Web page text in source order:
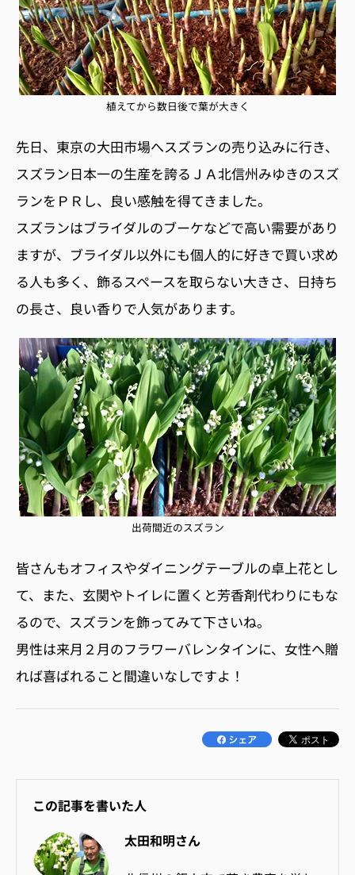
植えてから数日後で葉が大きく
先日、東京の大田市場へスズランの売り込みに行き、
スズラン日本一の生産を誇るＪＡ北信州みゆきのスズ
ランをＰＲし、良い感触を得てきました。
スズランはブライダルのブーケなどで高い需要があり
ますが、ブライダル以外にも個人的に好きで買い求め
る人も多く、飾るスペースを取らない大きさ、日持ち
の長さ、良い香りで人気があります。
出荷間近のスズラン
皆さんもオフィスやダイニングテーブルの卓上花とし
て、また、玄関やトイレに置くと芳香剤代わりにもな
るので、スズランを飾ってみて下さいね。
男性は来月２月のフラワーバレンタインに、女性へ贈
れば喜ばれること間違いなしですよ！
この記事を書いた人
太田和明さん